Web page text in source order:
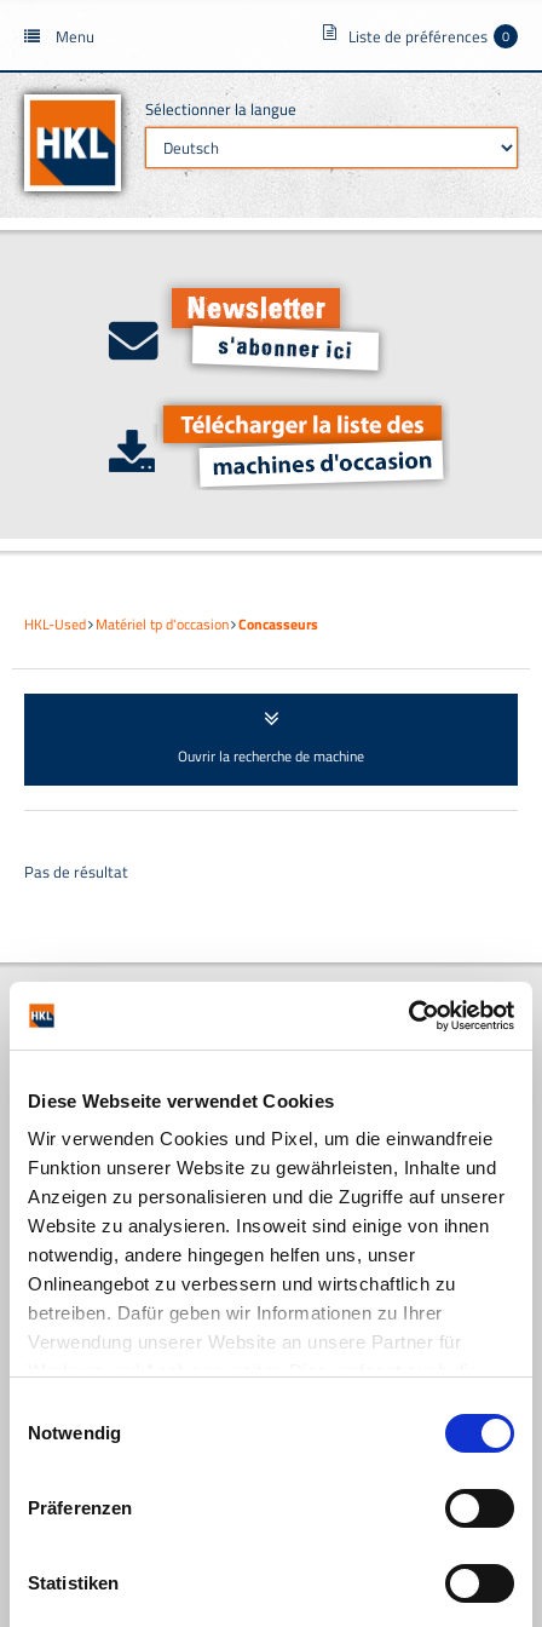
Diese Webseite verwendet Cookies
Wir verwenden Cookies und Pixel, um die einwandfreie
Funktion unserer Website zu gewährleisten, Inhalte und
Anzeigen zu personalisieren und die Zugriffe auf unserer
Website zu analysieren. Insoweit sind einige von ihnen
notwendig, andere hingegen helfen uns, unser
Onlineangebot zu verbessern und wirtschaftlich zu
betreiben. Dafür geben wir Informationen zu Ihrer
Verwendung unserer Website an unsere Partner für
(Google LLC/ USA) führt diese Informationen
möglicherweise mit weiteren Daten zusammen, die Sie
persönlichen Accounts) oder welche Sie im Rahmen Ihrer
Nutzungsdaten anderer Geräte). Ihre Einwilligung
umfasst auch ggf. zu den beschriebenen Zwecken eine
Notwendig
Präferenzen
Statistiken
Sélectionner la langue
HKL-Used Matériel tp d'occasion Concasseurs
Ouvrir la recherche de machine
Pas de résultat
HKL Centre de machines
d’occasion
HKL Center Dortmund
Contact
Menu Liste de préférences 0